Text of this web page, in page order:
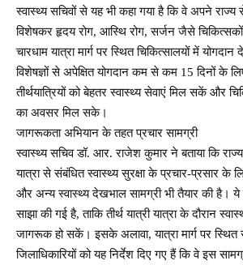
स्वास्थ्य सचिवों से यह भी कहा गया है कि वे अपने राज्य से
विशेषकर हृदय रोग, आस्थि रोग, सर्जन जैसे
चारधाम यात्रा मार्ग पर स्थित चिकित्सालयों में
विशेषज्ञों से अपेक्षित योगदान कम से कम 15 दिनों के
तीर्थयात्रियों को बेहतर स्वास्थ्य सेवाएं मिल सकें और
का अवसर मिल सके।
जागरूकता अभियान के तहत प्रचार सामग्री
स्वास्थ्य सचिव डॉ. आर. राजेश कुमार ने बताया कि
यात्रा से संबंधित स्वास्थ्य सुरक्षा के प्रचार-प्रसार के
और अन्य स्वास्थ्य देखभाल सामग्री भी तैयार की है। ये
साझा की गई है, ताकि तीर्थ यात्री यात्रा के दौरान
जागरूक हो सकें। इसके अलावा, यात्रा मार्ग पर
जिलाधिकारियों को यह निर्देश दिए गए हैं कि वे इस